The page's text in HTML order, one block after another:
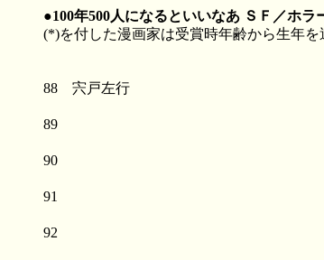
●100年500人になるといいなあ ＳＦ／ホ
(*)を付した漫画家は受賞時年齢から生年を
88 宍戸左行
89
90
91
92